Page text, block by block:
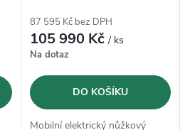
87 595 Kč bez DPH
105 990 Kč/ ks
Na dotaz
DO KOŠÍKU
Mobilní elektrický nůžkový